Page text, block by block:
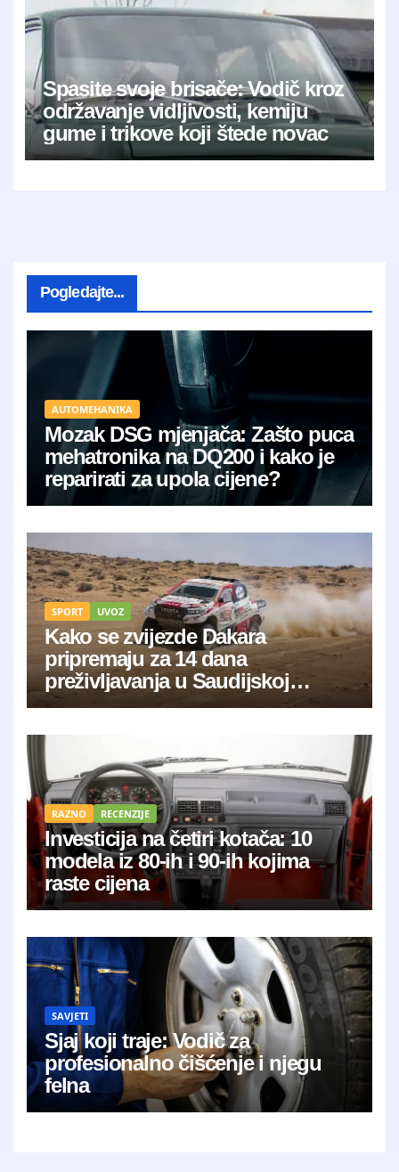
Spasite svoje brisače: Vodič kroz
održavanje vidljivosti, kemiju
gume i trikove koji štede novac
Pogledajte...
AUTOMEHANIKA
Mozak DSG mjenjača: Zašto puca
mehatronika na DQ200 i kako je
reparirati za upola cijene?
SPORT UVOZ
Kako se zvijezde Dakara
pripremaju za 14 dana
preživljavanja u Saudijskoj
Arabiji?
RAZNO RECENZIJE
Investicija na četiri kotača: 10
modela iz 80-ih i 90-ih kojima
raste cijena
SAVJETI
Sjaj koji traje: Vodič za
profesionalno čišćenje i njegu
felna